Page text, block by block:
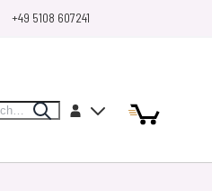
+49 5108 607241
SearchKonto MeinArtikel
Artikel